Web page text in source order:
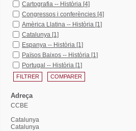
Cartografia -- Història [4]
Congressos i conferències [4]
Amèrica Llatina -- Història [1]
Catalunya [1]
Espanya -- Història [1]
Països Baixos -- Història [1]
Portugal -- Història [1]
Adreça
CCBE
Catalunya
Catalunya